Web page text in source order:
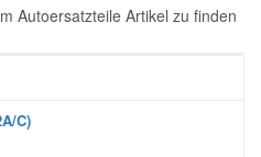
Autoersatzteile Artikel zu finden
C)